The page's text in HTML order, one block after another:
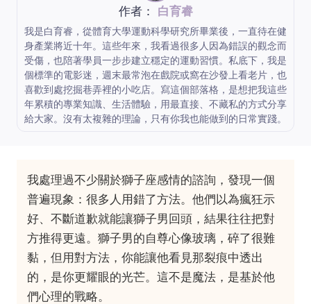
作者： 白育睿
我是白育睿，從體育大學運動科學研究所畢業後，一直待在健
身產業將近十年。這些年來，我看過很多人因為錯誤的觀念而
受傷，也陪著學員一步步建立穩定的運動習慣。私底下，我是
個標準的電影迷，週末最常泡在戲院或窩在沙發上看老片，也
喜歡到處挖掘巷弄裡的小吃店。寫這個部落格，是想把我這些
年累積的專業知識、生活體驗，用最直接、不藏私的方式分享
給大家。沒有太複雜的理論，只有你我也能做到的日常實踐。
我處理過不少關於獅子座感情的諮詢，發現一個
普遍現象：很多人用錯了方法。他們以為瘋狂示
好、不斷道歉就能讓獅子男回頭，結果往往把對
方推得更遠。獅子男的自尊心像玻璃，碎了很難
黏，但用對方法，你能讓他看見那裂痕中透出
的，是你更耀眼的光芒。這不是魔法，是基於他
們心理的戰略。